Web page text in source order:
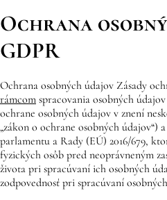
Ochrana
GDPR
Ochrana osobných údajov Zásady
rámcom spracovania osobných
ochrane osobných údajov v znení
„zákon o ochrane osobných údajov“)
parlamentu a Rady (EÚ) 2016/679,
fyzických osôb pred neoprávneným
života pri spracúvaní ich osobných
zodpovednosť pri spracúvaní